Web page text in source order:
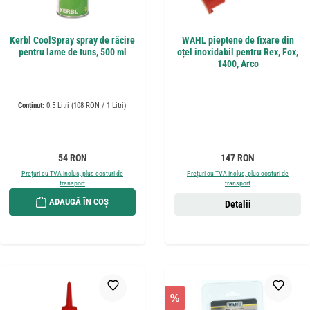
Kerbl CoolSpray spray de răcire
pentru lame de tuns, 500 ml
Conținut: 0.5 Litri (108 RON / 1 Litri)
Preț obișnuit:
54 RON
Prețuri cu TVA inclus, plus costuri de
transport
ADAUGĂ ÎN COȘ
WAHL pieptene de fixare din
oțel inoxidabil pentru Rex, Fox,
1400, Arco
Preț obișnuit:
147 RON
Prețuri cu TVA inclus, plus costuri de
transport
Detalii
%